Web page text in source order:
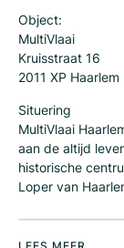
Object:
MultiVlaai
Kruisstraat 16
2011 XP Haarlem
Situering
MultiVlaai
aan de altijd
historische
Loper van
toeristen,
OV de stad